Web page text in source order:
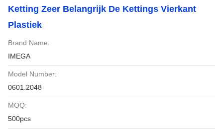
Ketting Zeer Belangrijk De Kettings Vierkant
Plastiek
Brand Name:
IMEGA
Model Number:
0601.2048
MOQ:
500pcs